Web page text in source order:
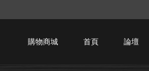
購物商城 首頁 論壇